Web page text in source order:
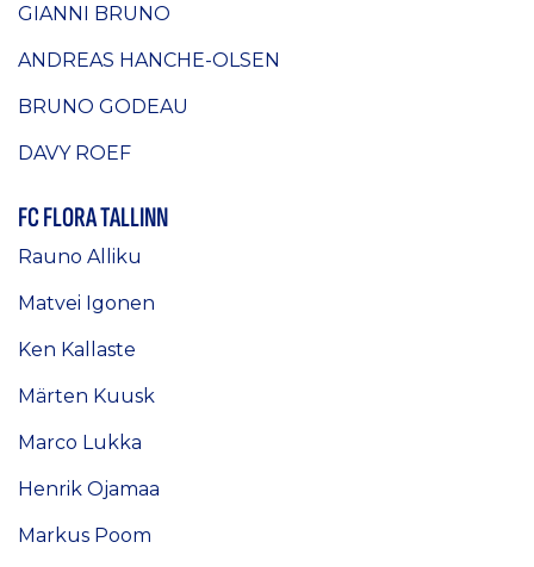
GIANNI BRUNO
ANDREAS HANCHE-OLSEN
BRUNO GODEAU
DAVY ROEF
FC FLORA TALLINN
Rauno Alliku
Matvei Igonen
Ken Kallaste
Märten Kuusk
Marco Lukka
Henrik Ojamaa
Markus Poom